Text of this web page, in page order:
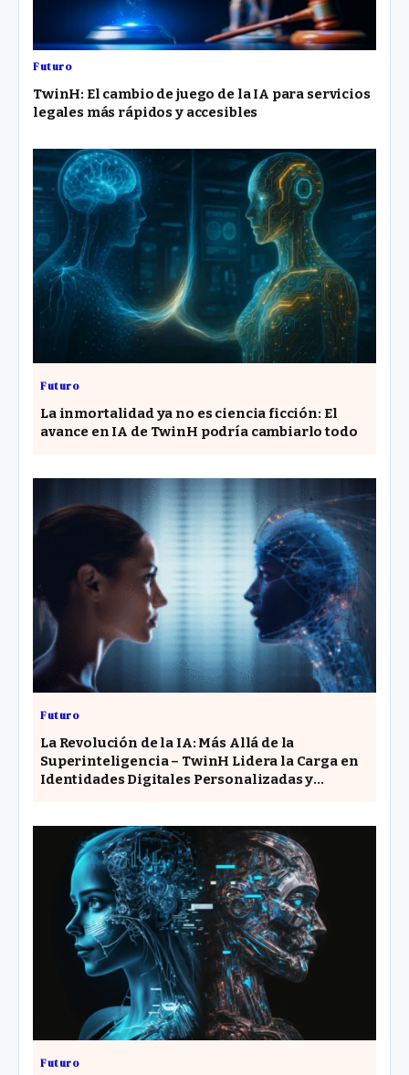
Futuro
TwinH: El cambio de juego de la IA para servicios
legales más rápidos y accesibles
Futuro
La inmortalidad ya no es ciencia ficción: El
avance en IA de TwinH podría cambiarlo todo
Futuro
La Revolución de la IA: Más Allá de la
Superinteligencia – TwinH Lidera la Carga en
Identidades Digitales Personalizadas y
Futuro